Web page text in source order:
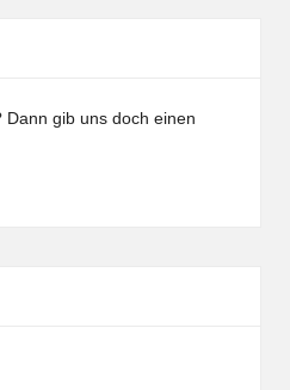
Dann gib uns doch einen